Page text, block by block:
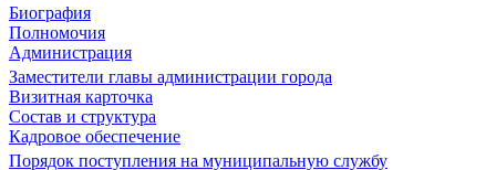
Биография
Полномочия
Администрация
Заместители главы администрации города
Визитная карточка
Состав и структура
Кадровое обеспечение
Порядок поступления на муниципальную службу